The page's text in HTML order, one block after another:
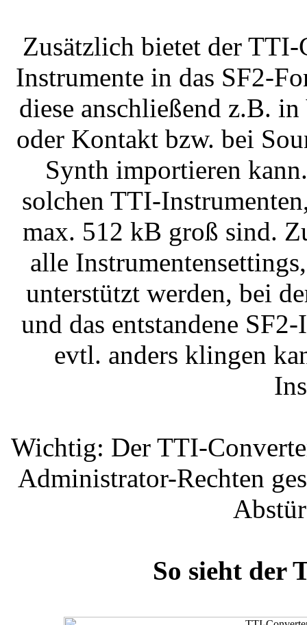
Zusätzlich bietet der
Instrumente in das SF2-
diese anschließend z.B.
oder Kontakt bzw. bei
Synth importieren
solchen TTI-
max. 512 kB groß sind.
alle
unterstützt werden, bei
und das entstandene
evtl. anders klingen
Wichtig: Der TTI-
Administrator-Rechten
So sieht der